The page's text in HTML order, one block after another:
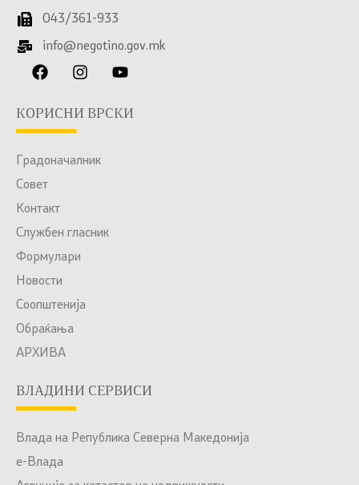
043/361-933
info@negotino.gov.mk
КОРИСНИ ВРСКИ
Градоначалник
Совет
Контакт
Службен гласник
Формулари
Новости
Соопштенија
Обраќања
АРХИВА
ВЛАДИНИ СЕРВИСИ
Влада на Република Северна Македонија
е-Влада